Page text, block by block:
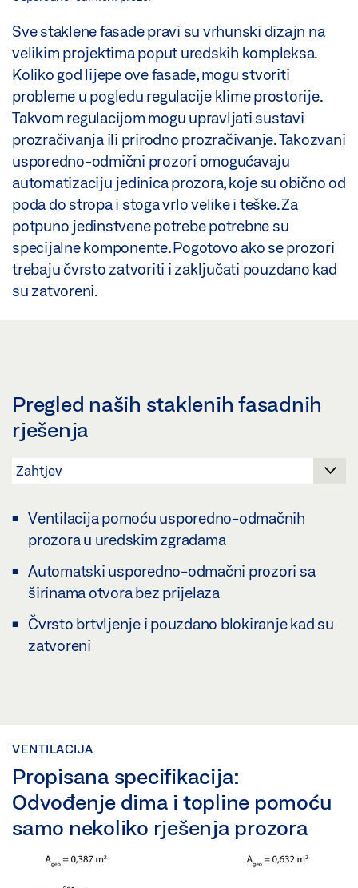
Sve staklene fasade pravi su vrhunski dizajn na
velikim projektima poput uredskih kompleksa.
Koliko god lijepe ove fasade, mogu stvoriti
probleme u pogledu regulacije klime prostorije.
Takvom regulacijom mogu upravljati sustavi
prozračivanja ili prirodno prozračivanje. Takozvani
usporedno-odmični prozori omogućavaju
automatizaciju jedinica prozora, koje su obično od
poda do stropa i stoga vrlo velike i teške. Za
potpuno jedinstvene potrebe potrebne su
specijalne komponente. Pogotovo ako se prozori
trebaju čvrsto zatvoriti i zaključati pouzdano kad
su zatvoreni.
Pregled naših staklenih fasadnih
rješenja
Ventilacija pomoću usporedno-odmačnih
prozora u uredskim zgradama
Automatski usporedno-odmačni prozori sa
širinama otvora bez prijelaza
Čvrsto brtvljenje i pouzdano blokiranje kad su
zatvoreni
VENTILACIJA
Propisana specifikacija:
Odvođenje dima i topline pomoću
samo nekoliko rješenja prozora